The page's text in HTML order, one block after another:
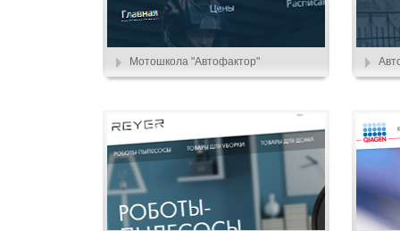
Мотошкола "Автофактор"